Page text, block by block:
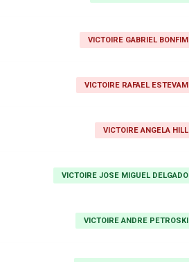
VICTOIRE GABRIEL BONFIM
VICTOIRE RAFAEL ESTEVAM
VICTOIRE ANGELA HILL
VICTOIRE JOSE MIGUEL DELGADO
VICTOIRE ANDRE PETROSKI